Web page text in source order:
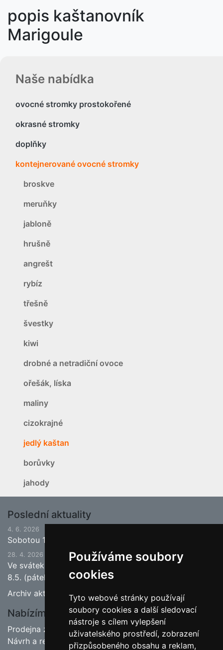
Používáme soubory
cookies
Tyto webové stránky používají
soubory cookies a další sledovací
nástroje s cílem vylepšení
uživatelského prostředí, zobrazení
přizpůsobeného obsahu a reklam,
Naše nabídka
ovocné stromky prostokořené
okrasné stromky
doplňky
kontejnerované ovocné stromky
broskve
meruňky
jabloně
hrušně
angrešt
rybíz
třešně
švestky
kiwi
drobné a netradiční ovoce
ořešák, líska
maliny
cizokrajné
jedlý kaštan
borůvky
jahody
popis kaštanovník
Marigoule
Poslední aktuality
4. 6. 2026
Sobotou 13.6.2026 bude ukončena jarní sezona.
28. 4. 2026
Ve svátek 1.5. (pátek) bude naše prodejna zavřena a
8.5. (pátek) bude otevřeno.
Archiv aktualit
Nabízíme
Prodejna zahradnictví
Návrh a realizace zahrad